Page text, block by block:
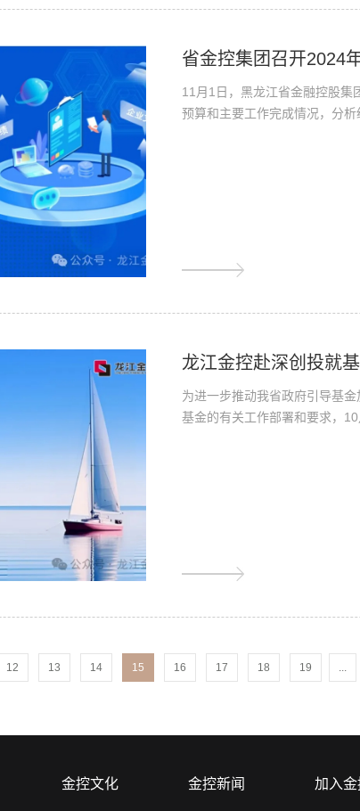
省金控集团召开2024
11月1日，黑龙江省金融控股集
预算和主要工作完成情况，分
龙江金控赴深创投就
为进一步推动我省政府引导基
基金的有关工作部署和要求，
12 13 14 15 16 17 18 19 ...
金控文化 金控新闻 加入金